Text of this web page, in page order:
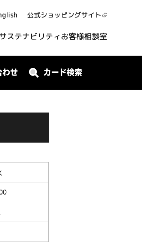
公式ショッピングサイト
サステナビリティお客様相談室
わせ カード検索